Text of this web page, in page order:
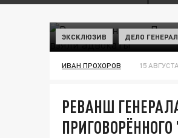
ЭКСКЛЮЗИВ ДЕЛО
ИВАН ПРОХОРОВ 15
РЕВАНШ